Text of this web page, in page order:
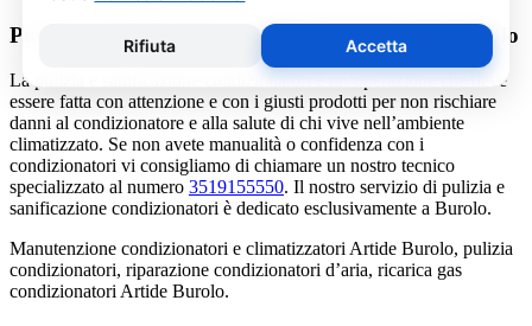
Pulizia e Sanificazione Condizionatori Artide Burolo
La pulizia e sanificazione condizionatori è un’operazione che deve
essere fatta con attenzione e con i giusti prodotti per non rischiare
danni al condizionatore e alla salute di chi vive nell’ambiente
climatizzato. Se non avete manualità o confidenza con i
condizionatori vi consigliamo di chiamare un nostro tecnico
specializzato al numero 3519155550. Il nostro servizio di pulizia e
sanificazione condizionatori è dedicato esclusivamente a Burolo.
Manutenzione condizionatori e climatizzatori Artide Burolo, pulizia
condizionatori, riparazione condizionatori d’aria, ricarica gas
condizionatori Artide Burolo.